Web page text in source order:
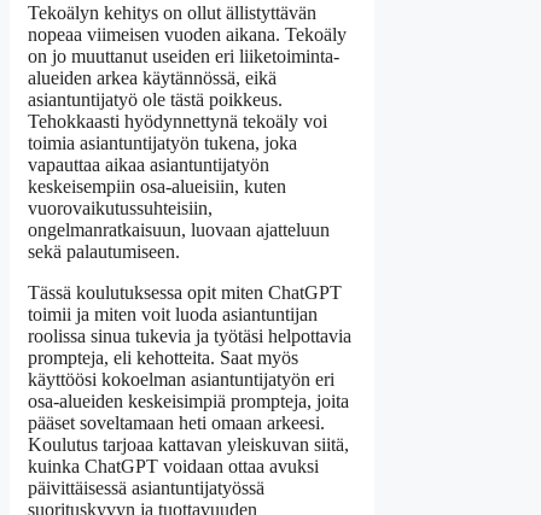
Tekoälyn kehitys on ollut ällistyttävän
nopeaa viimeisen vuoden aikana. Tekoäly
on jo muuttanut useiden eri liiketoiminta-
alueiden arkea käytännössä, eikä
asiantuntijatyö ole tästä poikkeus.
Tehokkaasti hyödynnettynä tekoäly voi
toimia asiantuntijatyön tukena, joka
vapauttaa aikaa asiantuntijatyön
keskeisempiin osa-alueisiin, kuten
vuorovaikutussuhteisiin,
ongelmanratkaisuun, luovaan ajatteluun
sekä palautumiseen.
Tässä koulutuksessa opit miten ChatGPT
toimii ja miten voit luoda asiantuntijan
roolissa sinua tukevia ja työtäsi helpottavia
prompteja, eli kehotteita. Saat myös
käyttöösi kokoelman asiantuntijatyön eri
osa-alueiden keskeisimpiä prompteja, joita
pääset soveltamaan heti omaan arkeesi.
Koulutus tarjoaa kattavan yleiskuvan siitä,
kuinka ChatGPT voidaan ottaa avuksi
päivittäisessä asiantuntijatyössä
suorituskyvyn ja tuottavuuden